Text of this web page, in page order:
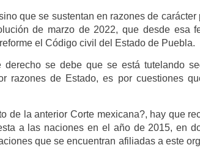
que se sustentan en razones de carácter
de marzo de 2022, que desde esa
el Código civil del Estado de Puebla.
se debe que se está tutelando
razones de Estado, es por cuestiones
de la anterior Corte mexicana?, hay que
a las naciones en el año de 2015, en
que se encuentran afiliadas a este